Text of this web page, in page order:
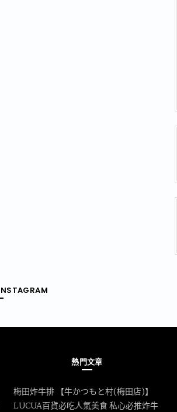
熱門文章
梅田炸牛排 【牛かつもと村(梅田店)】
LUCUA百貨必吃人氣美食 私心必推炸牛